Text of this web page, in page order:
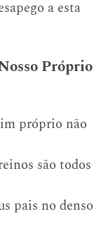
a esta
Próprio
próprio não
são todos
pais no denso